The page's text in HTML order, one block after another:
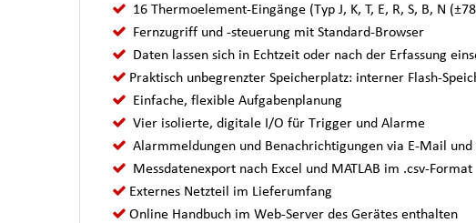
16 Thermoelement-Eingänge (Typ J, K, T, E, R, S, B, N
Fernzugriff und -steuerung mit Standard-Browser
Daten lassen sich in Echtzeit oder nach der Erfassung
Praktisch unbegrenzter Speicherplatz: interner Flash-
Einfache, flexible Aufgabenplanung
Vier isolierte, digitale I/O für Trigger und Alarme
Alarmmeldungen und Benachrichtigungen via E-Mail und
Messdatenexport nach Excel und MATLAB im .csv-Format
Externes Netzteil im Lieferumfang
Online Handbuch im Web-Server des Gerätes enthalten